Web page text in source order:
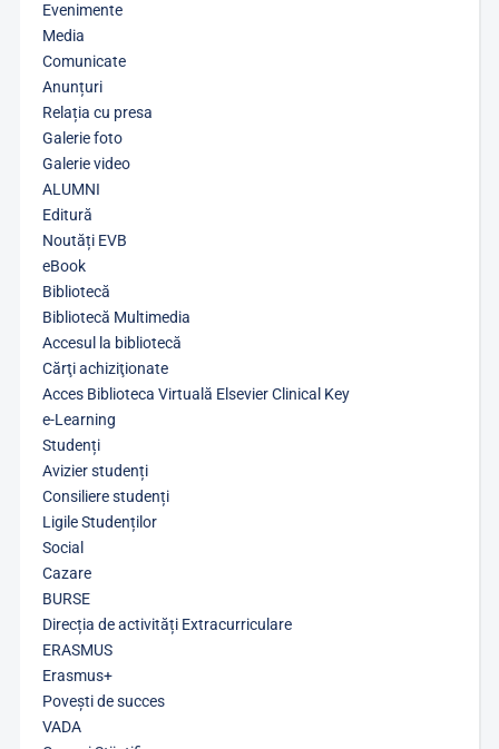
Evenimente
Media
Comunicate
Anunțuri
Relația cu presa
Galerie foto
Galerie video
ALUMNI
Editură
Noutăți EVB
eBook
Bibliotecă
Bibliotecă Multimedia
Accesul la bibliotecă
Cărţi achiziţionate
Acces Biblioteca Virtuală Elsevier Clinical Key
e-Learning
Studenți
Avizier studenți
Consiliere studenți
Ligile Studenților
Social
Cazare
BURSE
Direcția de activități Extracurriculare
ERASMUS
Erasmus+
Povești de succes
VADA